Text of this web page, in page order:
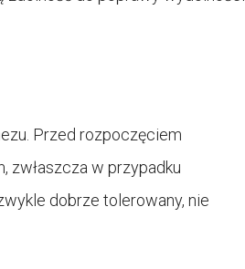
Przed rozpoczęciem
zwłaszcza w przypadku
dobrze tolerowany, nie